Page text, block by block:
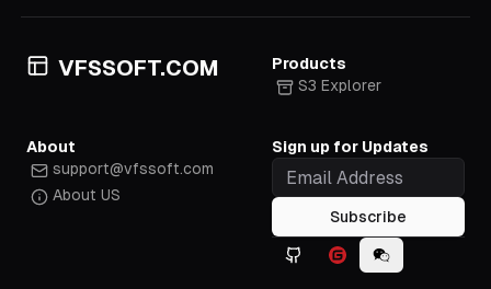
VFSSOFT.COM
Products
S3 Explorer
About
support@vfssoft.com
About US
Sign up for Updates
Subscribe
Github iconGitee iconWeChat icon